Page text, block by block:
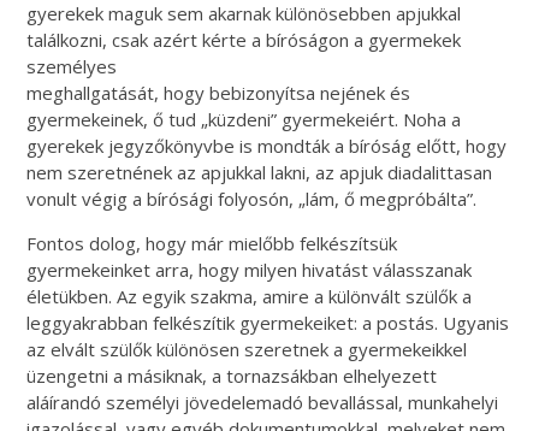
gyerekek maguk sem akarnak különösebben apjukkal
találkozni, csak azért kérte a bíróságon a gyermekek
személyes
meghallgatását, hogy bebizonyítsa nejének és
gyermekeinek, ő tud „küzdeni” gyermekeiért. Noha a
gyerekek jegyzőkönyvbe is mondták a bíróság előtt, hogy
nem szeretnének az apjukkal lakni, az apjuk diadalittasan
vonult végig a bírósági folyosón, „lám, ő megpróbálta”.
Fontos dolog, hogy már mielőbb felkészítsük
gyermekeinket arra, hogy milyen hivatást válasszanak
életükben. Az egyik szakma, amire a különvált szülők a
leggyakrabban felkészítik gyermekeiket: a postás. Ugyanis
az elvált szülők különösen szeretnek a gyermekeikkel
üzengetni a másiknak, a tornazsákban elhelyezett
aláírandó személyi jövedelemadó bevallással, munkahelyi